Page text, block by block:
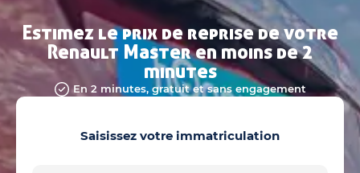
Estimez le prix de reprise de votre
Renault Master en moins de 2
minutes
En 2 minutes, gratuit et sans engagement
Saisissez votre immatriculation